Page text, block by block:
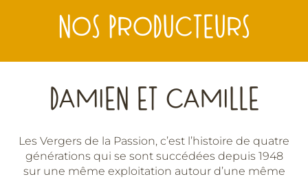
NOS PRODUCTEURS
DAMIEN ET CAMILLE
Les Vergers de la Passion, c’est l’histoire de quatre
générations qui se sont succédées depuis 1948
sur une même exploitation autour d’une même